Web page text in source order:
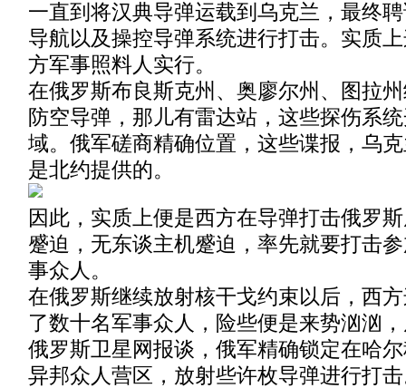
一直到将汉典导弹运载到乌克兰，最终
导航以及操控导弹系统进行打击。实质
方军事照料人实行。
在俄罗斯布良斯克州、奥廖尔州、图拉
防空导弹，那儿有雷达站，这些探伤系
域。俄军磋商精确位置，这些谍报，乌
是北约提供的。
因此，实质上便是西方在导弹打击俄罗
蹙迫，无东谈主机蹙迫，率先就要打击
事众人。
在俄罗斯继续放射核干戈约束以后，西
了数十名军事众人，险些便是来势汹汹
俄罗斯卫星网报谈，俄军精确锁定在哈
异邦众人营区，放射些许枚导弹进行打